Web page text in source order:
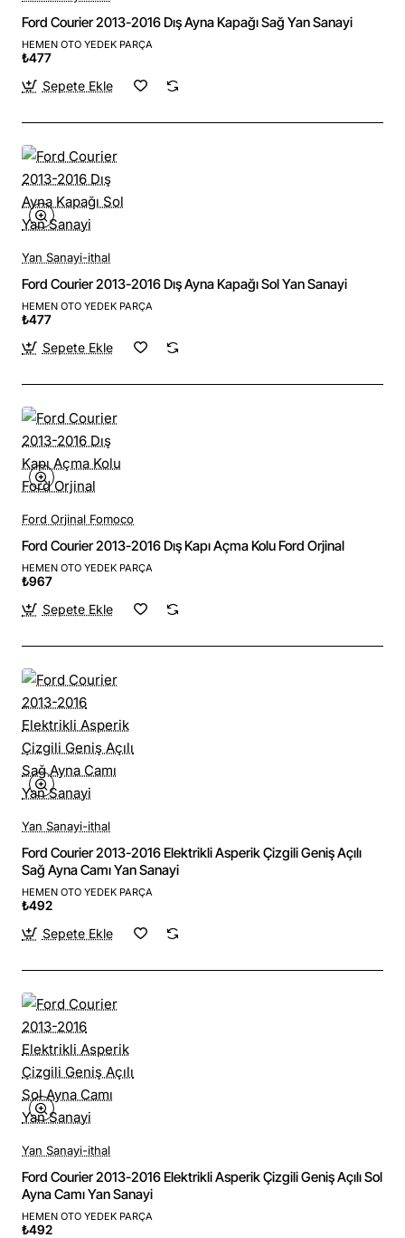
Ford Courier 2013-2016 Dış Ayna Kapağı Sağ Yan Sanayi
HEMEN OTO YEDEK PARÇA
₺477
Sepete Ekle
Yan Sanayi-ithal
Ford Courier 2013-2016 Dış Ayna Kapağı Sol Yan Sanayi
HEMEN OTO YEDEK PARÇA
₺477
Sepete Ekle
Ford Orjinal Fomoco
Ford Courier 2013-2016 Dış Kapı Açma Kolu Ford Orjinal
HEMEN OTO YEDEK PARÇA
₺967
Sepete Ekle
Yan Sanayi-ithal
Ford Courier 2013-2016 Elektrikli Asperik Çizgili Geniş Açılı
Sağ Ayna Camı Yan Sanayi
HEMEN OTO YEDEK PARÇA
₺492
Sepete Ekle
Yan Sanayi-ithal
Ford Courier 2013-2016 Elektrikli Asperik Çizgili Geniş Açılı Sol
Ayna Camı Yan Sanayi
HEMEN OTO YEDEK PARÇA
₺492